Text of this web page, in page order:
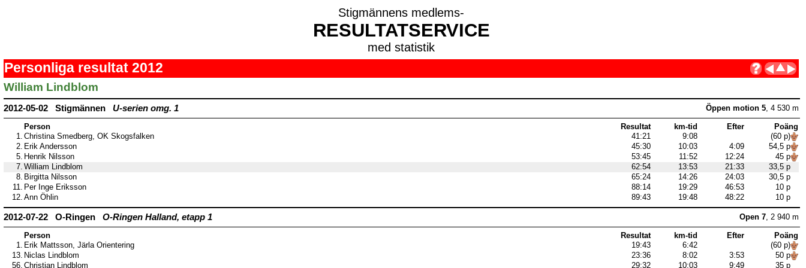
Stigmännens medlems-
RESULTATSERVICE
med statistik
Personliga resultat 2012
William Lindblom
2012-05-02 Stigmännen U-serien omg. 1 Öppen motion 5, 4 530 m
Person Resultat km-tid Efter
Poäng
1. Christina Smedberg, OK Skogsfalken 41:21 9:08
(60 p)
2. Erik Andersson 45:30 10:03 4:09
54,5 p
5. Henrik Nilsson 53:45 11:52 12:24
45 p
7. William Lindblom 62:54 13:53 21:33
33,5 p
8. Birgitta Nilsson 65:24 14:26 24:03
30,5 p
11. Per Inge Eriksson 88:14 19:29 46:53
10 p
12. Ann Öhlin 89:43 19:48 48:22 10 p
2012-07-22 O-Ringen O-Ringen Halland, etapp 1 Open 7, 2 940 m
Person Resultat km-tid Efter
Poäng
1. Erik Mattsson, Järla Orientering 19:43 6:42
(60 p)
13. Niclas Lindblom 23:36 8:02 3:53
50 p
56. Christian Lindblom 29:32 10:03 9:49 35 p